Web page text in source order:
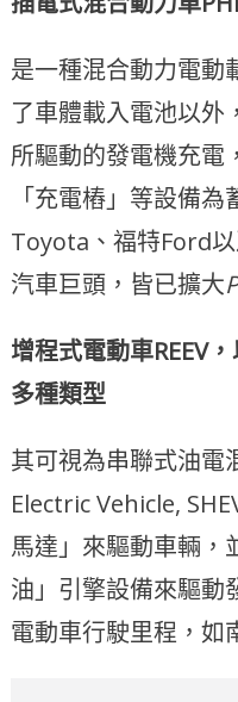
是一種混合動力電動
了車體載入電池以外
所驅動的發電機充電
「充電樁」等設備
Toyota、福特Ford
汽車巨頭，皆已擴大
增程式電動車REEV
多種類型
其可視為串聯式油
Electric Vehicle,
馬達」來驅動車輛，
油」引擎設備來驅動
電動車行駛里程，如